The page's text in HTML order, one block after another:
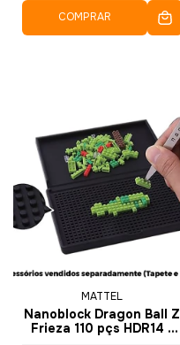
COMPRAR
MATTEL
Nanoblock Dragon Ball Z
Frieza 110 pçs HDR14 -